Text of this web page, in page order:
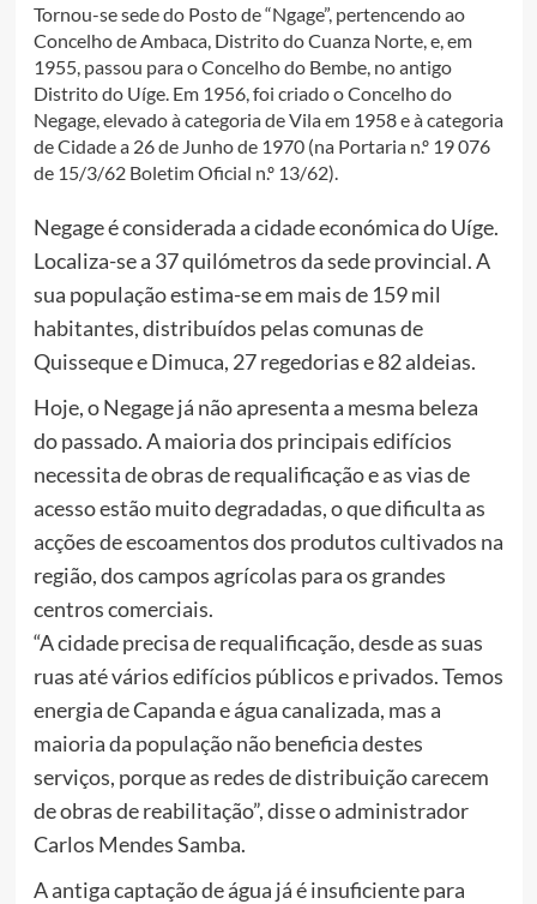
Tornou-se sede do Posto de “Ngage”, pertencendo ao
Concelho de Ambaca, Distrito do Cuanza Norte, e, em
1955, passou para o Concelho do Bembe, no antigo
Distrito do Uíge. Em 1956, foi criado o Concelho do
Negage, elevado à categoria de Vila em 1958 e à categoria
de Cidade a 26 de Junho de 1970 (na Portaria n.º 19 076
de 15/3/62 Boletim Oficial n.º 13/62).
Negage é considerada a cidade económica do Uíge.
Localiza-se a 37 quilómetros da sede provincial. A
sua população estima-se em mais de 159 mil
habitantes, distribuídos pelas comunas de
Quisseque e Dimuca, 27 regedorias e 82 aldeias.
Hoje, o Negage já não apresenta a mesma beleza
do passado. A maioria dos principais edifícios
necessita de obras de requalificação e as vias de
acesso estão muito degradadas, o que dificulta as
acções de escoamentos dos produtos cultivados na
região, dos campos agrícolas para os grandes
centros comerciais.
“A cidade precisa de requalificação, desde as suas
ruas até vários edifícios públicos e privados. Temos
energia de Capanda e água canalizada, mas a
maioria da população não beneficia destes
serviços, porque as redes de distribuição carecem
de obras de reabilitação”, disse o administrador
Carlos Mendes Samba.
A antiga captação de água já é insuficiente para